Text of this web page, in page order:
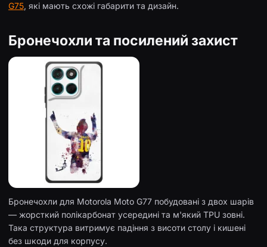
G75, які мають схожі габарити та дизайн.
Бронечохли та посилений захист
Бронечохли для Motorola Moto G77 побудовані з двох шарів
— жорсткий полікарбонат усередині та м'який TPU зовні.
Така структура витримує падіння з висоти столу і кишені
без шкоди для корпусу.